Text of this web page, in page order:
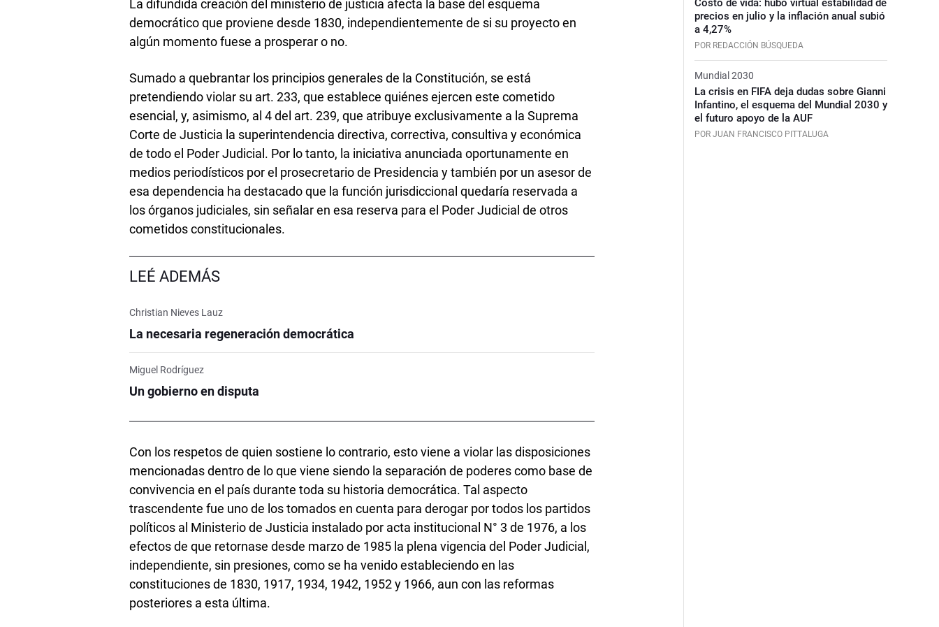
La difundida creación del ministerio de justicia afecta la base del esquema
democrático que proviene desde 1830, independientemente de si su proyecto en
algún momento fuese a prosperar o no.
Sumado a quebrantar los principios generales de la Constitución, se está
pretendiendo violar su art. 233, que establece quiénes ejercen este cometido
esencial, y, asimismo, al 4 del art. 239, que atribuye exclusivamente a la Suprema
Corte de Justicia la superintendencia directiva, correctiva, consultiva y económica
de todo el Poder Judicial. Por lo tanto, la iniciativa anunciada oportunamente en
medios periodísticos por el prosecretario de Presidencia y también por un asesor de
esa dependencia ha destacado que la función jurisdiccional quedaría reservada a
los órganos judiciales, sin señalar en esa reserva para el Poder Judicial de otros
cometidos constitucionales.
LEÉ ADEMÁS
Christian Nieves Lauz
La necesaria regeneración democrática
Miguel Rodríguez
Un gobierno en disputa
Con los respetos de quien sostiene lo contrario, esto viene a violar las disposiciones
mencionadas dentro de lo que viene siendo la separación de poderes como base de
convivencia en el país durante toda su historia democrática. Tal aspecto
trascendente fue uno de los tomados en cuenta para derogar por todos los partidos
políticos al Ministerio de Justicia instalado por acta institucional N° 3 de 1976, a los
efectos de que retornase desde marzo de 1985 la plena vigencia del Poder Judicial,
independiente, sin presiones, como se ha venido estableciendo en las
constituciones de 1830, 1917, 1934, 1942, 1952 y 1966, aun con las reformas
posteriores a esta última.
precios en julio y la inflación anual subió
a 4,27%
POR REDACCIÓN BÚSQUEDA
Mundial 2030
La crisis en FIFA deja dudas sobre Gianni
Infantino, el esquema del Mundial 2030 y
el futuro apoyo de la AUF
POR JUAN FRANCISCO PITTALUGA